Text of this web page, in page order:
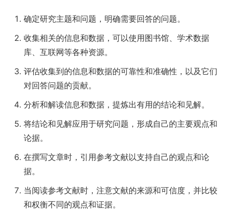
确定研究主题和问题，明确需要回答的问题。
收集相关的信息和数据，可以使用图书馆、学术数据
库、互联网等各种资源。
评估收集到的信息和数据的可靠性和准确性，以及它们
对回答问题的贡献。
分析和解读信息和数据，提炼出有用的结论和见解。
将结论和见解应用于研究问题，形成自己的主要观点和
论据。
在撰写文章时，引用参考文献以支持自己的观点和论
据。
当阅读参考文献时，注意文献的来源和可信度，并比较
和权衡不同的观点和证据。